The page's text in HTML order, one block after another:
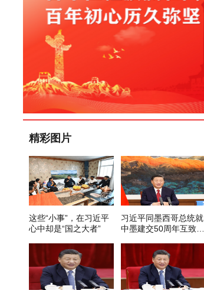
精彩图片
这些“小事”，在习近平
心中却是“国之大者”
习近平同墨西哥总统就
中墨建交50周年互致贺